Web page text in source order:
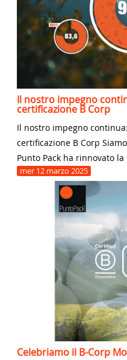
Il nostro impegno
certificazione B Corp
Il nostro impegno
certificazione B Corp
Punto Pack ha rinnovato
mer 12 marzo 2025
Celebriamo il B-Corp